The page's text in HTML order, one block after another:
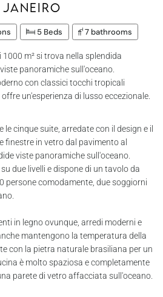
Janeiro
5 Beds 7 bathrooms
m² si trova nella splendida
panoramiche sull'oceano.
con classici tocchi tropicali
un'esperienza di lusso eccezionale.
cinque suite, arredate con il design e il
finestre in vetro dal pavimento al
viste panoramiche sull'oceano.
due livelli e dispone di un tavolo da
persone comodamente, due soggiorni
in legno ovunque, arredi moderni e
mantengono la temperatura della
con la pietra naturale brasiliana per un
è molto spaziosa e completamente
parete di vetro affacciata sull'oceano.